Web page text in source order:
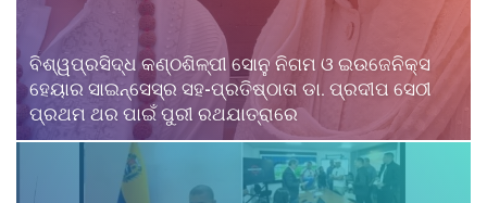
ବିଶ୍ୱପ୍ରସିଦ୍ଧ କଣ୍ଠଶିଳ୍ପୀ ସୋନୁ ନିଗମ ଓ ଇଉଜେନିକ୍ସ
ହେୟାର ସାଇନ୍ସେସ୍ର ସହ-ପ୍ରତିଷ୍ଠାତା ଡା. ପ୍ରଦୀପ ସେଠୀ
ପ୍ରଥମ ଥର ପାଇଁ ପୁରୀ ରଥଯାତ୍ରାରେ